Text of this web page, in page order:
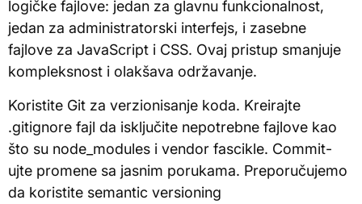
logičke fajlove: jedan za glavnu funkcionalnost,
jedan za administratorski interfejs, i zasebne
fajlove za JavaScript i CSS. Ovaj pristup smanjuje
kompleksnost i olakšava održavanje.
Koristite Git za verzionisanje koda. Kreirajte
.gitignore fajl da isključite nepotrebne fajlove kao
što su node_modules i vendor fascikle. Commit-
ujte promene sa jasnim porukama. Preporučujemo
da koristite semantic versioning